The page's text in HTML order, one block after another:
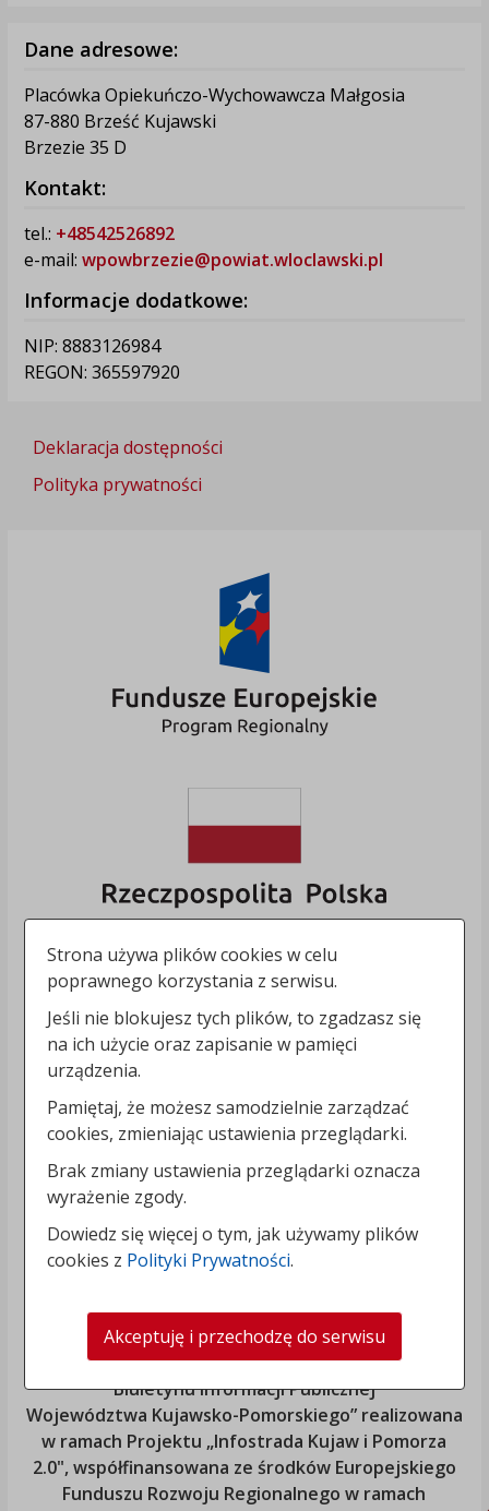
Dane adresowe:
Placówka Opiekuńczo-Wychowawcza Małgosia
87-880 Brześć Kujawski
Brzezie 35 D
Kontakt:
tel.: +48542526892
e-mail: wpowbrzezie@powiat.wloclawski.pl
Informacje dodatkowe:
NIP: 8883126984
REGON: 365597920
Deklaracja dostępności
Polityka prywatności
„Rozbudowa i modernizacja Systemu Regionalnego
Biuletynu Informacji Publicznej
Województwa Kujawsko-Pomorskiego” realizowana
w ramach Projektu „Infostrada Kujaw i Pomorza
2.0", współfinansowana ze środków Europejskiego
Funduszu Rozwoju Regionalnego w ramach
Strona używa plików cookies w celu
poprawnego korzystania z serwisu.
Jeśli nie blokujesz tych plików, to zgadzasz się
na ich użycie oraz zapisanie w pamięci
urządzenia.
Pamiętaj, że możesz samodzielnie zarządzać
cookies, zmieniając ustawienia przeglądarki.
Brak zmiany ustawienia przeglądarki oznacza
wyrażenie zgody.
Dowiedz się więcej o tym, jak używamy plików
cookies z Polityki Prywatności.
Akceptuję i przechodzę do serwisu